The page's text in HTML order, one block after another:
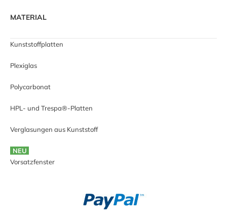
MATERIAL
Kunststoffplatten
Plexiglas
Polycarbonat
HPL- und Trespa®-Platten
Verglasungen aus Kunststoff
NEU
Vorsatzfenster